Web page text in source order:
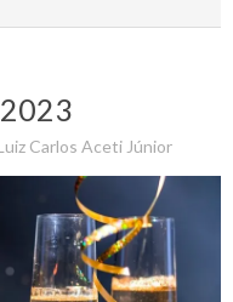
Carlos Aceti Júnior